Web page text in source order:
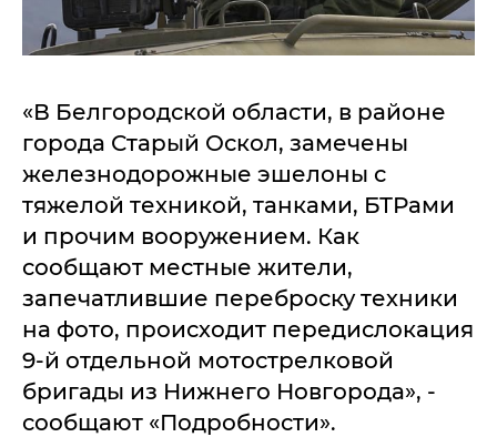
«В Белгородской области, в районе
города Старый Оскол, замечены
железнодорожные эшелоны с
тяжелой техникой, танками, БТРами
и прочим вооружением. Как
сообщают местные жители,
запечатлившие переброску техники
на фото, происходит передислокация
9-й отдельной мотострелковой
бригады из Нижнего Новгорода», -
сообщают «Подробности».